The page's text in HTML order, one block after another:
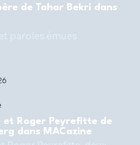
de Tahar Bekri dans
et Roger Peyrefitte de
dans MACazine